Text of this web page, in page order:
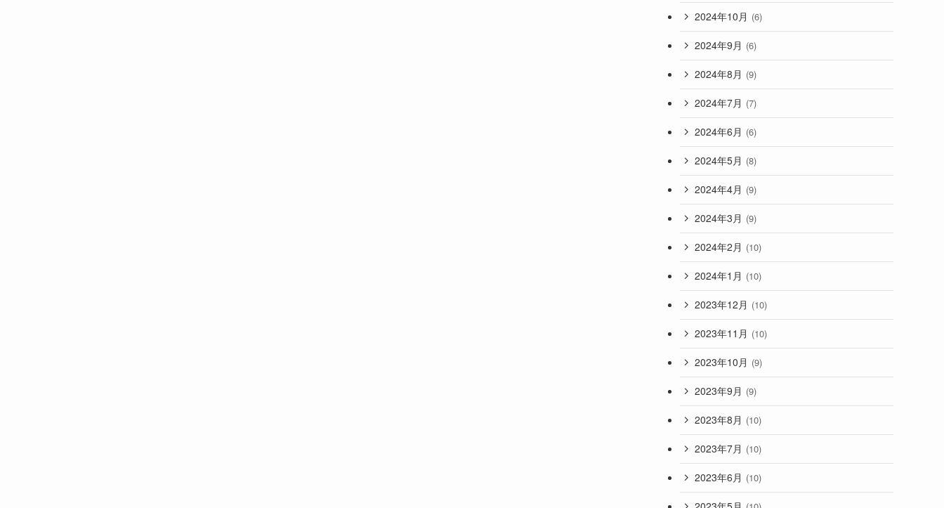
2024年10月 (6)
2024年9月 (6)
2024年8月 (9)
2024年7月 (7)
2024年6月 (6)
2024年5月 (8)
2024年4月 (9)
2024年3月 (9)
2024年2月 (10)
2024年1月 (10)
2023年12月 (10)
2023年11月 (10)
2023年10月 (9)
2023年9月 (9)
2023年8月 (10)
2023年7月 (10)
2023年6月 (10)